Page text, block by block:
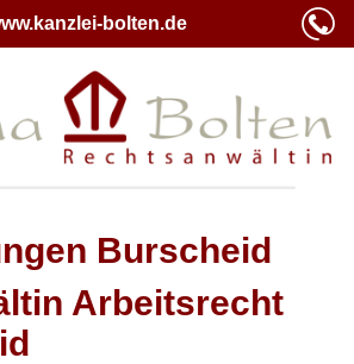
bolten.de
Burscheid
Arbeitsrecht